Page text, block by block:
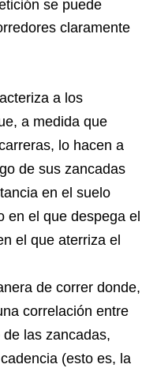
se puede
claramente
a los
a medida que
lo hacen a
de sus zancadas
en el suelo
en el que despega el
el que aterriza el
de correr donde,
correlación entre
las zancadas,
(esto es, la